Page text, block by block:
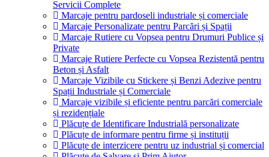
Servicii Complete
Marcaje pentru pardoseli industriale și comerciale
Marcaje Personalizate pentru Parcări și Spații
Marcaje Rutiere cu Vopsea pentru Drumuri Publice și
Private
Marcaje Rutiere Perfecte cu Vopsea Rezistentă pentru
Beton și Asfalt
Marcaje Vizibile cu Stickere și Benzi Adezive pentru
Spații Industriale și Comerciale
Marcaje vizibile și eficiente pentru parcări comerciale
și rezidențiale
Plăcuțe de Identificare Industrială personalizate
Plăcuțe de informare pentru firme și instituții
Plăcuțe de interzicere pentru uz industrial și comercial